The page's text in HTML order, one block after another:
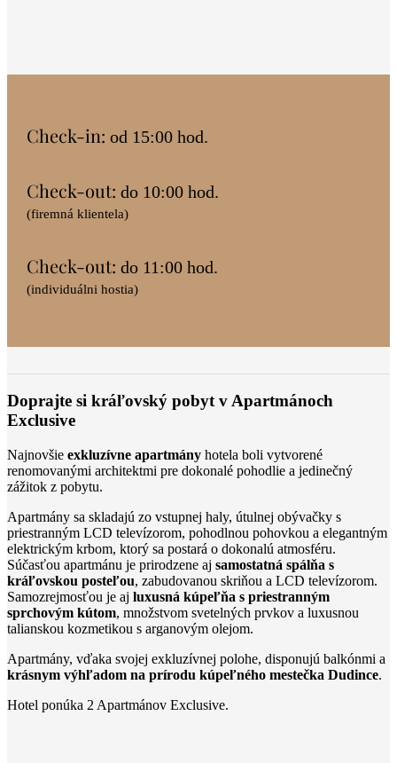
Check-in: od 15:00 hod.
Check-out: do 10:00 hod.
(firemná klientela)
Check-out: do 11:00 hod.
(individuálni hostia)
Doprajte si kráľovský pobyt v Apartmánoch
Exclusive
Najnovšie exkluzívne apartmány hotela boli vytvorené
renomovanými architektmi pre dokonalé pohodlie a jedinečný
zážitok z pobytu.
Apartmány sa skladajú zo vstupnej haly, útulnej obývačky s
priestranným LCD televízorom, pohodlnou pohovkou a elegantným
elektrickým krbom, ktorý sa postará o dokonalú atmosféru.
Súčasťou apartmánu je prirodzene aj samostatná spálňa s
kráľovskou posteľou, zabudovanou skriňou a LCD televízorom.
Samozrejmosťou je aj luxusná kúpeľňa s priestranným
sprchovým kútom, množstvom svetelných prvkov a luxusnou
talianskou kozmetikou s arganovým olejom.
Apartmány, vďaka svojej exkluzívnej polohe, disponujú balkónmi a
krásnym výhľadom na prírodu kúpeľného mestečka Dudince.
Hotel ponúka 2 Apartmánov Exclusive.